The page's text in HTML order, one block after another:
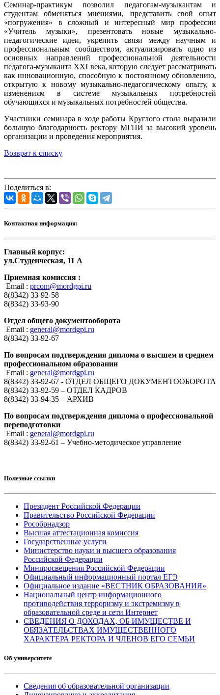
Семинар-практикум позволил педагогам-музыкантам и
студентам обменяться мнениями, представить свой опыт
«погружения» в сложный и интересный мир профессии
«Учитель музыки», презентовать новые музыкально-
педагогические идеи, укрепить связи между научным и
профессиональным сообществом, актуализировать одно из
основных направлений профессиональной деятельности
педагога-музыканта XXI века, которую следует рассматривать
как инновационную, способную к постоянному обновлению,
открытую к новому музыкально-педагогическому опыту, к
изменениям в системе музыкальных потребностей
обучающихся и музыкальных потребностей общества.
Участники семинара в ходе работы Круглого стола выразили
большую благодарность ректору МГПИ за высокий уровень
организации и проведения мероприятия.
Возврат к списку
Поделиться в:
Контактная информация:
Главный корпус:
ул.Студенческая, 11 А
Приемная комиссия :
Email : prcom@mordgpi.ru
8(8342) 33-92-58
8(8342) 33-93-90
Отдел общего документооборота
Email : general@mordgpi.ru
8(8342) 33-92-67
По вопросам подтверждения диплома о высшем и среднем
профессиональном образовании
Email : general@mordgpi.ru
8(8342) 33-92-67 - ОТДЕЛ ОБЩЕГО ДОКУМЕНТООБОРОТА
8(8342) 33-92-59 – ОТДЕЛ КАДРОВ
8(8342) 33-94-35 – АРХИВ
По вопросам подтверждения диплома о профессиональной
переподготовки
Email : general@mordgpi.ru
8(8342) 33-92-61 – Учебно-методическое управление
Полезные ссылки
Президент Российской Федерации
Правительство Российской Федерации
Рособрнадзор
Высшая аттестационная комиссия
Государственные услуги
Министерство науки и высшего образования
Российской Федерации
Минпросвещения Российской Федерации
Официальный информационный портал ЕГЭ
Официальное издание «ВЕСТНИК ОБРАЗОВАНИЯ»
Национальный центр информационного
противодействия терроризму и экстремизму в
образовательной среде и сети Интернет
СВЕДЕНИЯ О ДОХОДАХ, ОБ ИМУЩЕСТВЕ И
ОБЯЗАТЕЛЬСТВАХ ИМУЩЕСТВЕННОГО
ХАРАКТЕРА РЕКТОРА И ЧЛЕНОВ ЕГО СЕМЬИ
Об университете
Сведения об образовательной организации